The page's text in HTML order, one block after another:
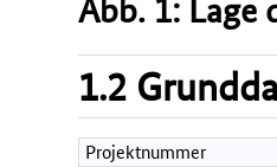
Abb. 1: Lage
1.2
Projektnummer